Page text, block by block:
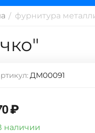
/ фурнитура
ДМ00091
₽
наличии